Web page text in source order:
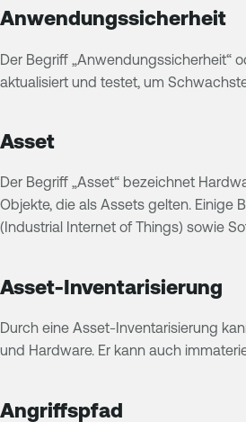
Anwendungssicherheit
Der Begriff „Anwendungssicherheit“
aktualisiert und testet, um
Asset
Der Begriff „Asset“ bezeichnet
Objekte, die als Assets gelten. Einige
(Industrial Internet of Things) sowie
Asset-Inventarisierung
Durch eine Asset-Inventarisierung
und Hardware. Er kann auch
Angriffspfad